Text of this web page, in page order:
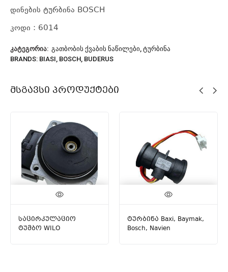
დინების ტურბინა BOSCH
კოდი : 6014
ᲙᲐᲢᲔᲒᲝᲠᲘᲐ: ᲒᲐᲗᲑᲝᲑᲘᲡ ᲥᲕᲐᲑᲘᲡ ᲜᲐᲬᲘᲚᲔᲑᲘ, ᲢᲣᲠᲑᲘᲜᲐ
BRANDS: BIASI, BOSCH, BUDERUS
Მსგავსი Პროდუქტები
საცირკულაციო
ტუმბო WILO
ტურბინა Baxi, Baymak,
Bosch, Navien